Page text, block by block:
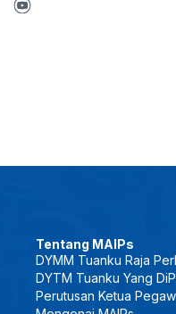
Tentang MAIPs
DYMM Tuanku Raja
DYTM Tuanku Yang
Perutusan Ketua